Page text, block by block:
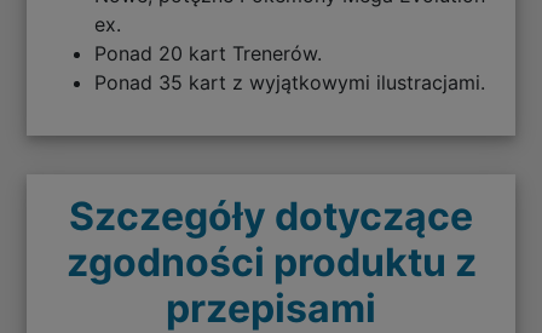
ex.
Ponad 20 kart Trenerów.
Ponad 35 kart z wyjątkowymi ilustracjami.
Szczegóły dotyczące
zgodności produktu z
przepisami